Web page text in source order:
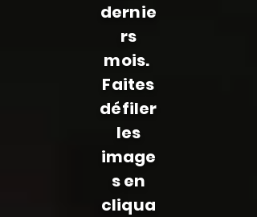
dernie
rs
mois.
Faites
défiler
les
image
s en
cliqua